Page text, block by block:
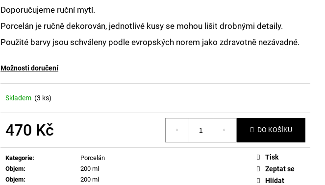
Doporučujeme ruční mytí.
Porcelán je ručně dekorován, jednotlivé kusy se mohou lišit drobnými detaily.
Použité barvy jsou schváleny podle evropských norem jako zdravotně nezávadné.
Možnosti doručení
Skladem (3 ks)
470 Kč DO KOŠÍKU
Kategorie:
Porcelán
Objem:
200 ml
Objem: 200 ml
Tisk
Zeptat se
Hlídat